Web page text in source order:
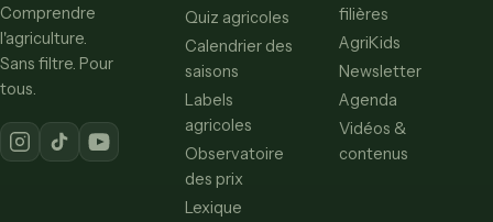
Comprendre
l'agriculture.
Sans filtre. Pour
tous.
Quiz agricoles
Calendrier des
saisons
Labels
agricoles
Observatoire
des prix
Lexique
filières
AgriKids
Newsletter
Agenda
Vidéos &
contenus